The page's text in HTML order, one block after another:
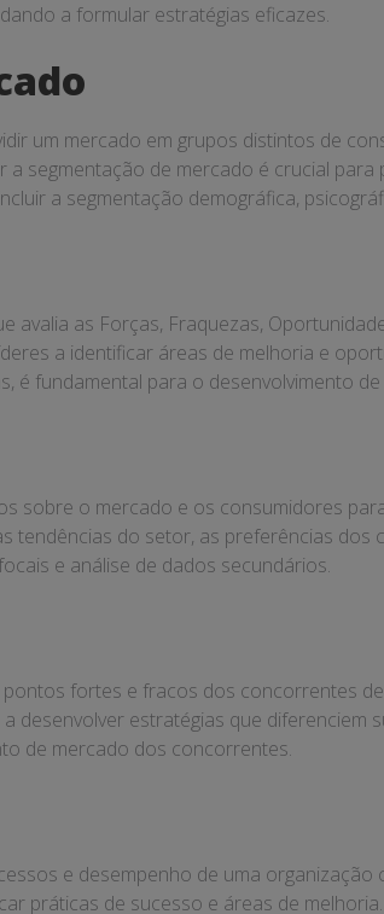
a formular estratégias eficazes.
um mercado em grupos distintos de
a segmentação de mercado é crucial
a segmentação demográfica,
avalia as Forças, Fraquezas,
a identificar áreas de melhoria e
é fundamental para o desenvolvimento
sobre o mercado e os consumidores
tendências do setor, as preferências
e análise de dados secundários.
fortes e fracos dos concorrentes
desenvolver estratégias que
de mercado dos concorrentes.
e desempenho de uma
práticas de sucesso e áreas de